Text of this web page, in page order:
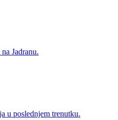
Jadranu.
u poslednjem trenutku.